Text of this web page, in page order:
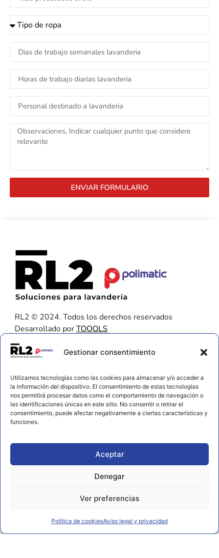
Gestionar consentimiento
Utilizamos tecnologías como las cookies para almacenar y/o acceder a
la información del dispositivo. El consentimiento de estas tecnologías
nos permitirá procesar datos como el comportamiento de navegación o
las identificaciones únicas en este sitio. No consentir o retirar el
consentimiento, puede afectar negativamente a ciertas características y
funciones.
Aceptar
Denegar
Ver preferencias
Política de cookiesAviso legal y privacidad
ENVIAR FORMULARIO
RL2 © 2024. Todos los derechos reservados
Desarrollado porTOOOLS
Contacto
672 202 722
info@rl2.eu
Información
Aviso legal y privacidad
Declaración de accesibilidad